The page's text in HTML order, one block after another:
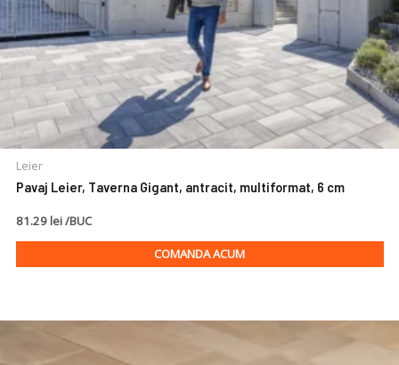
Leier
Pavaj Leier, Taverna Gigant, antracit, multiformat, 6 cm
81.29 lei /BUC
COMANDA ACUM